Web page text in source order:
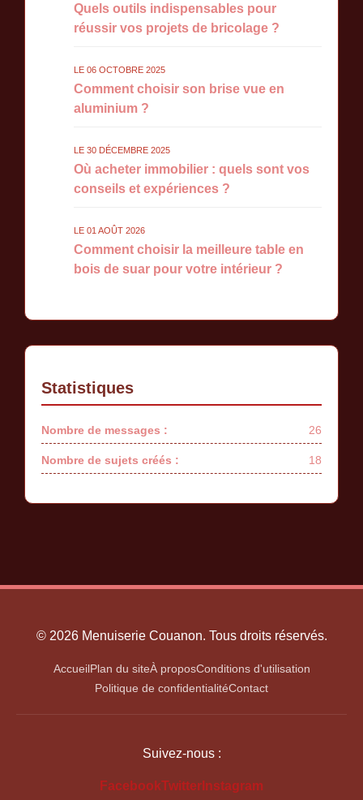
Quels outils indispensables pour
réussir vos projets de bricolage ?
LE 06 OCTOBRE 2025
Comment choisir son brise vue en
aluminium ?
LE 30 DÉCEMBRE 2025
Où acheter immobilier : quels sont vos
conseils et expériences ?
LE 01 AOÛT 2026
Comment choisir la meilleure table en
bois de suar pour votre intérieur ?
Statistiques
Nombre de messages : 26
Nombre de sujets créés : 18
© 2026 Menuiserie Couanon. Tous droits réservés.
AccueilPlan du siteÀ proposConditions d'utilisation
Politique de confidentialitéContact
Suivez-nous :
FacebookTwitter Instagram